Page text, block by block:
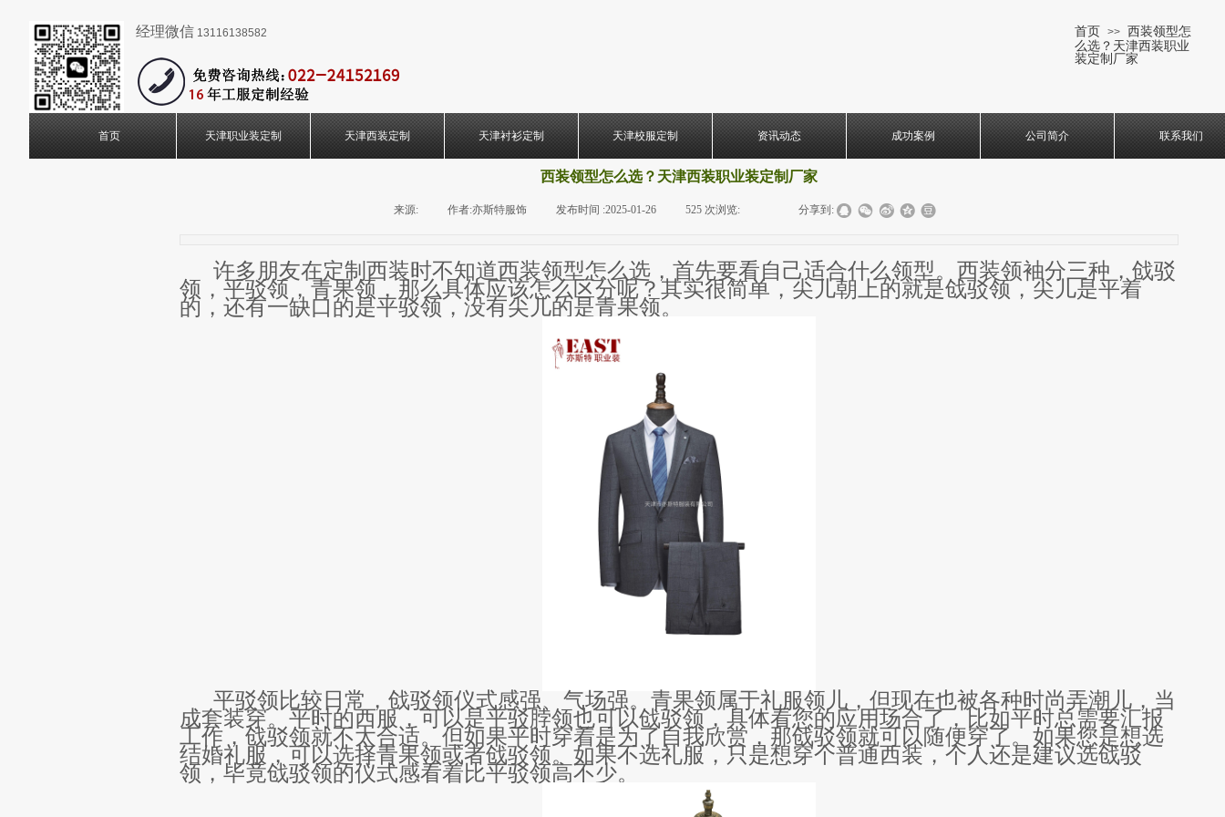
经理微信 13116138582 首页 >> 西装领型怎
么选？天津西装职业
装定制厂家
首页 天津职业装定制 天津西装定制 天津衬衫定制 天津校服定制 资讯动态 成功案例 公司简介 联系我们
西装领型怎么选？天津西装职业装定制厂家
来源: 作者:亦斯特服饰 发布时间 :2025-01-26 525 次浏览: 分享到:
许多朋友在定制西装时不知道西装领型怎么选，首先要看自己适合什么领型。西装领袖分三种，戗驳
领，平驳领，青果领，那么具体应该怎么区分呢？其实很简单，尖儿朝上的就是戗驳领，尖儿是平着
的，还有一缺口的是平驳领，没有尖儿的是青果领。
平驳领比较日常，戗驳领仪式感强、气场强。青果领属于礼服领儿，但现在也被各种时尚弄潮儿，当
成套装穿。 平时的西服，可以是平驳脖领也可以戗驳领，具体看您的应用场合了，比如平时总需要汇报
工作，戗驳领就不太合适。 但如果平时穿着是为了自我欣赏，那戗驳领就可以随便穿了。 如果您是想选
结婚礼服，可以选择青果领或者戗驳领。 如果不选礼服，只是想穿个普通西装，个人还是建议选戗驳
领，毕竟戗驳领的仪式感看着比平驳领高不少。